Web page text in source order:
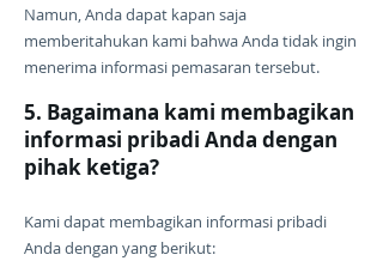
Namun, Anda dapat kapan saja
memberitahukan kami bahwa Anda tidak ingin
menerima informasi pemasaran tersebut.
5. Bagaimana kami membagikan
informasi pribadi Anda dengan
pihak ketiga?
Kami dapat membagikan informasi pribadi
Anda dengan yang berikut: